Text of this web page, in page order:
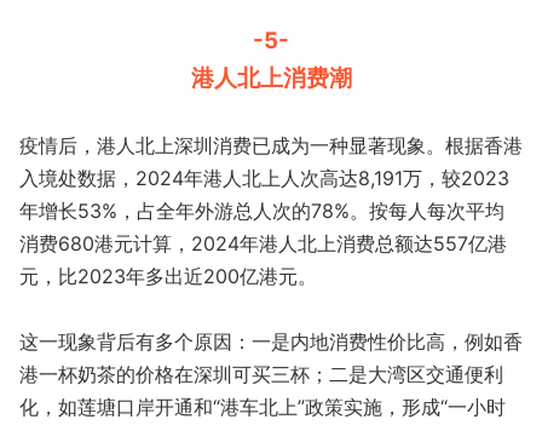
-5-
港人北上消费潮
疫情后，港人北上深圳消费已成为一种显著现象。根据香港
入境处数据，2024年港人北上人次高达8,191万，较2023
年增长53%，占全年外游总人次的78%。按每人每次平均
消费680港元计算，2024年港人北上消费总额达557亿港
元，比2023年多出近200亿港元。
这一现象背后有多个原因：一是内地消费性价比高，例如香
港一杯奶茶的价格在深圳可买三杯；二是大湾区交通便利
化，如莲塘口岸开通和“港车北上”政策实施，形成“一小时